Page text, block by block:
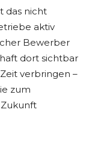
das nicht
aktiv
Bewerber
dort sichtbar
verbringen –
zum